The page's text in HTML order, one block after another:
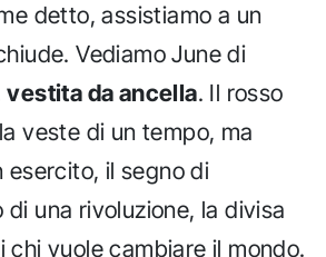
detto, assistiamo a un
Vediamo June di
vestita da ancella. Il rosso
veste di un tempo, ma
esercito, il segno di
una rivoluzione, la divisa
chi vuole cambiare il mondo.